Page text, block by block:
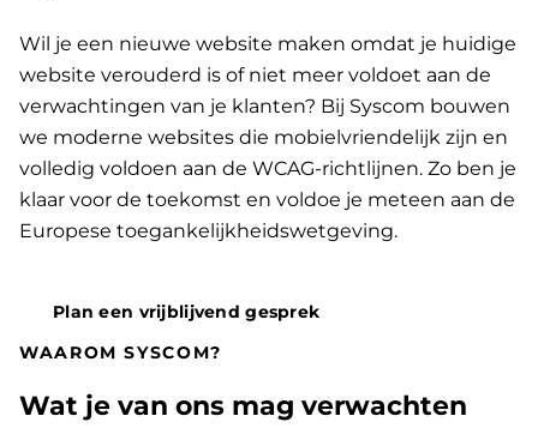
Wil je een nieuwe website maken omdat je huidige
website verouderd is of niet meer voldoet aan de
verwachtingen van je klanten? Bij Syscom bouwen
we moderne websites die mobielvriendelijk zijn en
volledig voldoen aan de WCAG-richtlijnen. Zo ben je
klaar voor de toekomst en voldoe je meteen aan de
Europese toegankelijkheidswetgeving.
Plan een vrijblijvend gesprek
WAAROM SYSCOM?
Wat je van ons mag verwachten